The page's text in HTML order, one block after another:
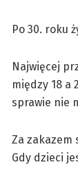
Po 30. roku
Najwięcej
między 18 a
sprawie nie
Za zakazem
Gdy dzieci